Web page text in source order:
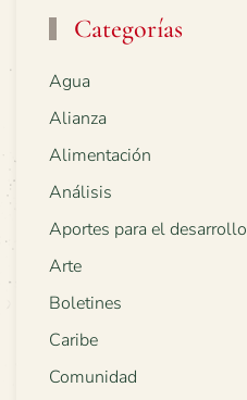
Categorías
Agua
Alianza
Alimentación
Análisis
Aportes para el desarrollo
Arte
Boletines
Caribe
Comunidad